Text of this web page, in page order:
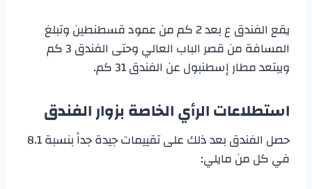
يقع الفندق ع بعد 2 كم من عمود قسطنطين وتبلغ
المسافة من قصر الباب العالي وحتى الفندق 3 كم
ويبتعد مطار إسطنبول عن الفندق 31 كم.
استطلاعات الرأي الخاصة بزوار الفندق
حصل الفندق بعد ذلك على تقييمات جيدة جداً بنسبة 8.1
في كل من مايلي: